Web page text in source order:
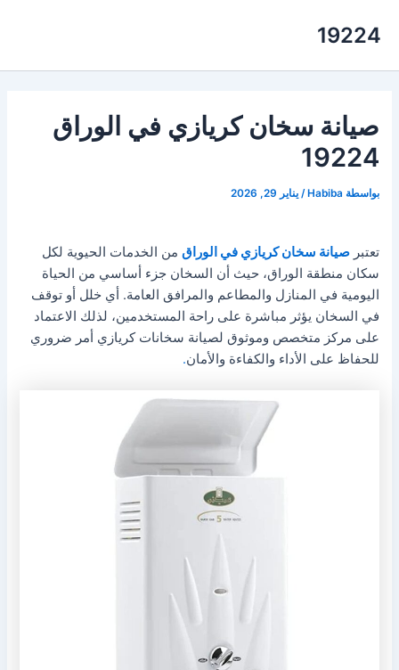
19224
صيانة سخان كريازي في الوراق
19224
بواسطة Habiba
/يناير 29, 2026
تعتبرصيانة سخان كريازي في الوراق من الخدمات الحيوية لكل
سكان منطقة الوراق، حيث أن السخان جزء أساسي من الحياة
اليومية في المنازل والمطاعم والمرافق العامة. أي خلل أو توقف
في السخان يؤثر مباشرة على راحة المستخدمين، لذلك الاعتماد
على مركز متخصص وموثوق لصيانة سخانات كريازي أمر ضروري
للحفاظ على الأداء والكفاءة والأمان.